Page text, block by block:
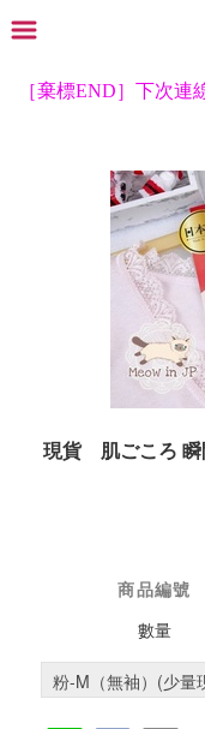
現貨 肌ごころ 瞬
商品編號
數量